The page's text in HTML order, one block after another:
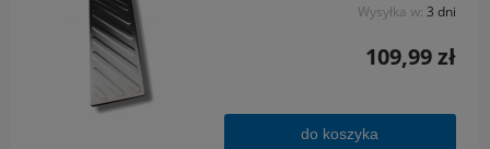
Wysyłka w: 3 dni
109,99 zł
do koszyka